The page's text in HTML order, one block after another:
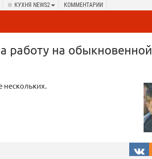
КУХНЯ NEWS2 КОММЕНТАРИИ
работу на обыкновенной